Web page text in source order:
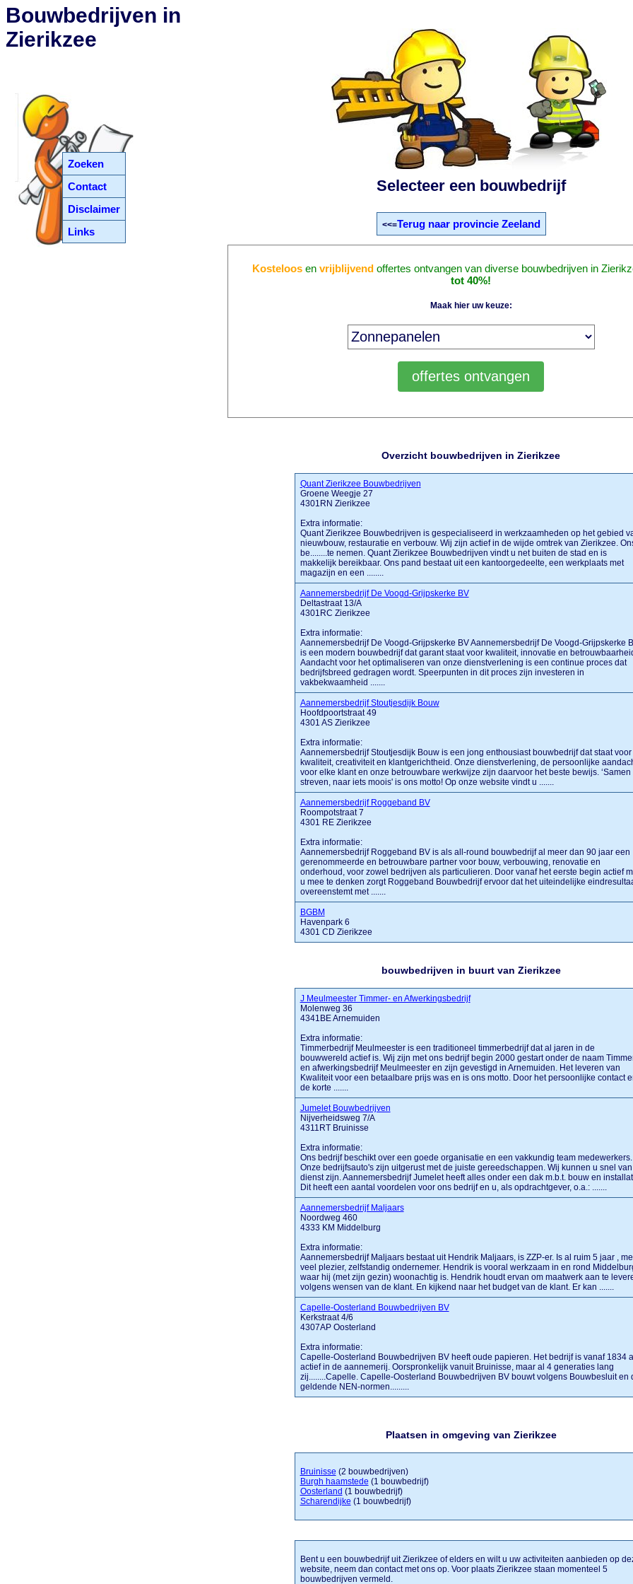
Zoeken
Contact
Disclaimer
Links
Bouwbedrijven in
Zierikzee
Selecteer een bouwbedrijf
<<=Terug naar provincie Zeeland
Kosteloosen vrijblijvendoffertes ontvangen van diverse bouwbedrijven in
tot 40%!
Maak hier uw keuze:
Overzicht bouwbedrijven in Zierikzee
Quant Zierikzee Bouwbedrijven
Groene Weegje 27
4301RN Zierikzee
Extra informatie:
Quant Zierikzee Bouwbedrijven is gespecialiseerd in werkzaamheden op het gebied
nieuwbouw, restauratie en verbouw. Wij zijn actief in de wijde omtrek van Zierikzee.
be........te nemen. Quant Zierikzee Bouwbedrijven vindt u net buiten de stad en is
makkelijk bereikbaar. Ons pand bestaat uit een kantoorgedeelte, een werkplaats met
magazijn en een ........
Aannemersbedrijf De Voogd-Grijpskerke BV
Deltastraat 13/A
4301RC Zierikzee
Extra informatie:
Aannemersbedrijf De Voogd-Grijpskerke BV Aannemersbedrijf De Voogd-Grijpskerke
is een modern bouwbedrijf dat garant staat voor kwaliteit, innovatie en
Aandacht voor het optimaliseren van onze dienstverlening is een continue proces dat
bedrijfsbreed gedragen wordt. Speerpunten in dit proces zijn investeren in
vakbekwaamheid .......
Aannemersbedrijf Stoutjesdijk Bouw
Hoofdpoortstraat 49
4301 AS Zierikzee
Extra informatie:
Aannemersbedrijf Stoutjesdijk Bouw is een jong enthousiast bouwbedrijf dat staat voor
kwaliteit, creativiteit en klantgerichtheid. Onze dienstverlening, de persoonlijke
voor elke klant en onze betrouwbare werkwijze zijn daarvoor het beste bewijs. ‘Samen
streven, naar iets moois' is ons motto! Op onze website vindt u .......
Aannemersbedrijf Roggeband BV
Roompotstraat 7
4301 RE Zierikzee
Extra informatie:
Aannemersbedrijf Roggeband BV is als all-round bouwbedrijf al meer dan 90 jaar een
gerenommeerde en betrouwbare partner voor bouw, verbouwing, renovatie en
onderhoud, voor zowel bedrijven als particulieren. Door vanaf het eerste begin actief
u mee te denken zorgt Roggeband Bouwbedrijf ervoor dat het uiteindelijke
overeenstemt met .......
BGBM
Havenpark 6
4301 CD Zierikzee
bouwbedrijven in buurt van Zierikzee
J Meulmeester Timmer- en Afwerkingsbedrijf
Molenweg 36
4341BE Arnemuiden
Extra informatie:
Timmerbedrijf Meulmeester is een traditioneel timmerbedrijf dat al jaren in de
bouwwereld actief is. Wij zijn met ons bedrijf begin 2000 gestart onder de naam
en afwerkingsbedrijf Meulmeester en zijn gevestigd in Arnemuiden. Het leveren van
Kwaliteit voor een betaalbare prijs was en is ons motto. Door het persoonlijke contact
de korte .......
Jumelet Bouwbedrijven
Nijverheidsweg 7/A
4311RT Bruinisse
Extra informatie:
Ons bedrijf beschikt over een goede organisatie en een vakkundig team medewerkers.
Onze bedrijfsauto's zijn uitgerust met de juiste gereedschappen. Wij kunnen u snel van
dienst zijn. Aannemersbedrijf Jumelet heeft alles onder een dak m.b.t. bouw en
Dit heeft een aantal voordelen voor ons bedrijf en u, als opdrachtgever, o.a.: .......
Aannemersbedrijf Maljaars
Noordweg 460
4333 KM Middelburg
Extra informatie:
Aannemersbedrijf Maljaars bestaat uit Hendrik Maljaars, is ZZP-er. Is al ruim 5 jaar ,
veel plezier, zelfstandig ondernemer. Hendrik is vooral werkzaam in en rond
waar hij (met zijn gezin) woonachtig is. Hendrik houdt ervan om maatwerk aan te
volgens wensen van de klant. En kijkend naar het budget van de klant. Er kan .......
Capelle-Oosterland Bouwbedrijven BV
Kerkstraat 4/6
4307AP Oosterland
Extra informatie:
Capelle-Oosterland Bouwbedrijven BV heeft oude papieren. Het bedrijf is vanaf 1834
actief in de aannemerij. Oorspronkelijk vanuit Bruinisse, maar al 4 generaties lang
zij........Capelle. Capelle-Oosterland Bouwbedrijven BV bouwt volgens Bouwbesluit en
geldende NEN-normen.........
Plaatsen in omgeving van Zierikzee
Bruinisse (2 bouwbedrijven)
Burgh haamstede (1 bouwbedrijf)
Oosterland (1 bouwbedrijf)
Scharendijke (1 bouwbedrijf)
Bent u een bouwbedrijf uit Zierikzee of elders en wilt u uw activiteiten aanbieden op
website, neem dan contact met ons op. Voor plaats Zierikzee staan momenteel 5
bouwbedrijven vermeld.